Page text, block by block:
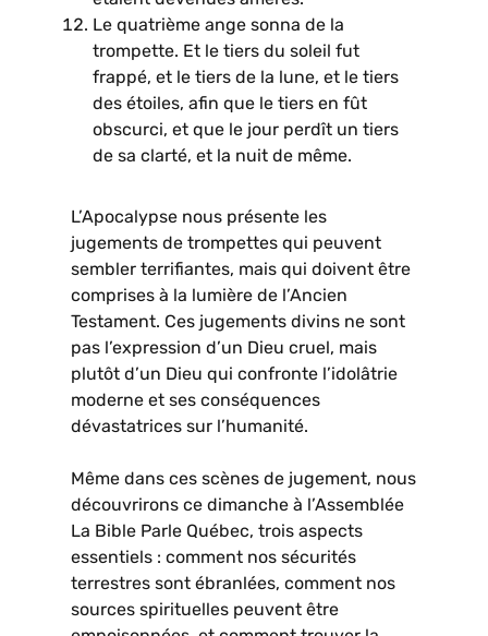
Le quatrième ange sonna de la
trompette. Et le tiers du soleil fut
frappé, et le tiers de la lune, et le tiers
des étoiles, afin que le tiers en fût
obscurci, et que le jour perdît un tiers
de sa clarté, et la nuit de même.
L’Apocalypse nous présente les
jugements de trompettes qui peuvent
sembler terrifiantes, mais qui doivent être
comprises à la lumière de l’Ancien
Testament. Ces jugements divins ne sont
pas l’expression d’un Dieu cruel, mais
plutôt d’un Dieu qui confronte l’idolâtrie
moderne et ses conséquences
dévastatrices sur l’humanité.
Même dans ces scènes de jugement, nous
découvrirons ce dimanche à l’Assemblée
La Bible Parle Québec, trois aspects
essentiels : comment nos sécurités
terrestres sont ébranlées, comment nos
sources spirituelles peuvent être